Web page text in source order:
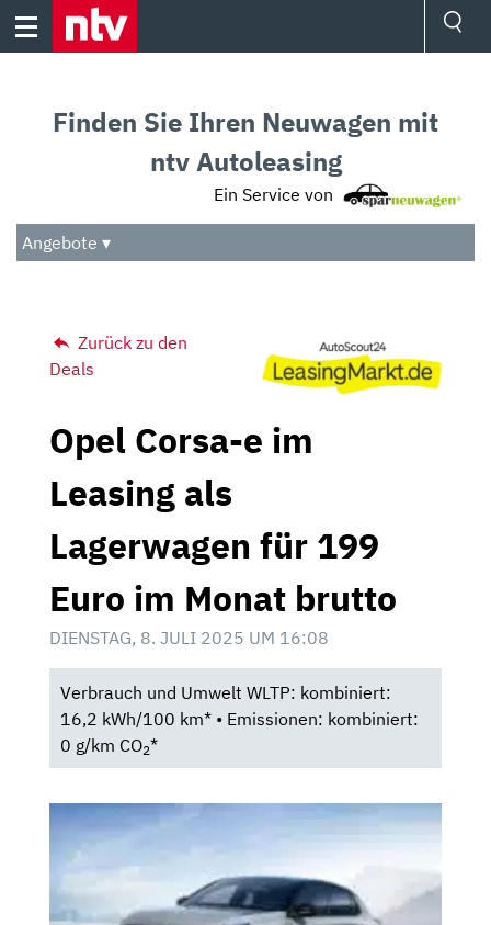
Skip
Audio
Das Beste
Finden Sie Ihren Neuwagen mit
ntv Autoleasing
Ein Service von
Angebote ▾
Zurück zu den
Deals
Opel Corsa-e im
Leasing als
Lagerwagen für 199
Euro im Monat brutto
DIENSTAG, 8. JULI 2025 UM 16:08
Verbrauch und Umwelt WLTP: kombiniert:
16,2 kWh/100 km* • Emissionen: kombiniert:
0 g/km CO2*